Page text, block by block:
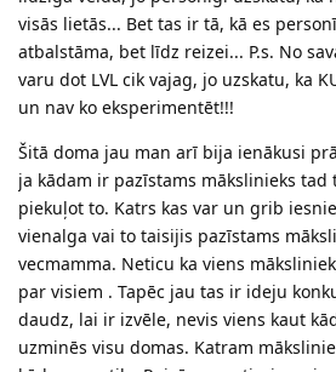
visās lietās... Bet tas ir tā, kā es
atbalstāma, bet līdz reizei... P.s. No
varu dot LVL cik vajag, jo uzskatu, ka
un nav ko eksperimentēt!!!
Šitā doma jau man arī bija ienākusi
ja kādam ir pazīstams mākslinieks
piekuļot to. Katrs kas var un grib
vienalga vai to taisijis pazīstams
vecmamma. Neticu ka viens
par visiem . Tapēc jau tas ir ideju
daudz, lai ir izvēle, nevis viens kaut
uzminēs visu domas. Katram